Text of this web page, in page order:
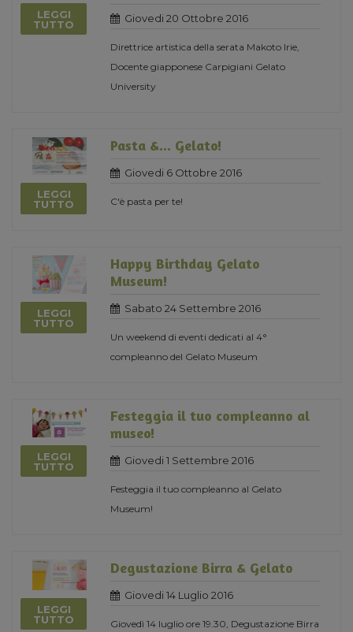
LEGGI
TUTTO
Giovedi 20 Ottobre 2016
Direttrice artistica della serata Makoto Irie,
Docente giapponese Carpigiani Gelato
University
LEGGI
TUTTO
Pasta &... Gelato!
Giovedi 6 Ottobre 2016
C'è pasta per te!
LEGGI
TUTTO
Happy Birthday Gelato
Museum!
Sabato 24 Settembre 2016
Un weekend di eventi dedicati al 4°
compleanno del Gelato Museum
LEGGI
TUTTO
Festeggia il tuo compleanno al
museo!
Giovedi 1 Settembre 2016
Festeggia il tuo compleanno al Gelato
Museum!
LEGGI
TUTTO
Degustazione Birra & Gelato
Giovedi 14 Luglio 2016
Giovedì 14 luglio ore 19.30, Degustazione Birra